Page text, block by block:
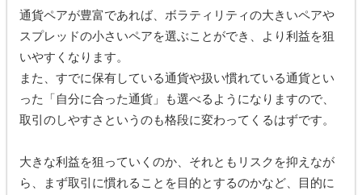
通貨ペアが豊富であれば、ボラティリティの大きいペアや
スプレッドの小さいペアを選ぶことができ、より利益を狙
いやすくなります。
また、すでに保有している通貨や扱い慣れている通貨とい
った「自分に合った通貨」も選べるようになりますので、
取引のしやすさというのも格段に変わってくるはずです。
大きな利益を狙っていくのか、それともリスクを抑えなが
ら、まず取引に慣れることを目的とするのかなど、目的に